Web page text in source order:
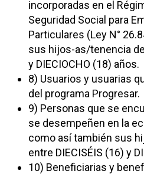
incorporadas en el
Seguridad Social para
Particulares (Ley N°
sus hijos-as/tenencia
y DIECIOCHO (18) años.
8) Usuarios y usuarias
del programa Progresar.
9) Personas que se
se desempeñen en la
como así también sus
entre DIECISÉIS (16) y
10) Beneficiarias y